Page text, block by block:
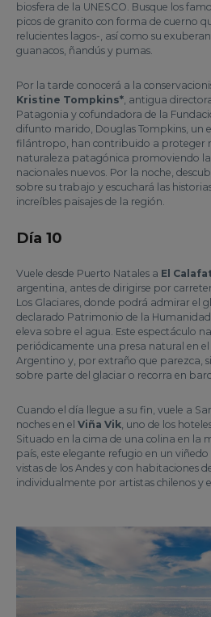
biosfera de la UNESCO. Busque los
picos de granito con forma de cuerno
relucientes lagos-, así como su
guanacos, ñandús y pumas.
Por la tarde conocerá a la
Kristine Tompkins*, antigua
Patagonia y cofundadora de la
difunto marido, Douglas Tompkins, un
filántropo, han contribuido a proteger
naturaleza patagónica promoviendo la
nacionales nuevos. Por la noche,
sobre su trabajo y escuchará las
increíbles paisajes de la región.
Día 10
Vuele desde Puerto Natales a El
argentina, antes de dirigirse por
Los Glaciares, donde podrá admirar el
declarado Patrimonio de la Humanidad
eleva sobre el agua. Este espectáculo
periódicamente una presa natural en
Argentino y, por extraño que parezca,
sobre parte del glaciar o recorra en
Cuando el día llegue a su fin, vuele a
noches en el Viña Vik, uno de los
Situado en la cima de una colina en la
país, este elegante refugio en un
vistas de los Andes y con habitaciones
individualmente por artistas chilenos y